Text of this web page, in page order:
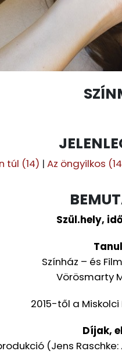
túl (14) | Az öngyilkos
Szül.hely,
Színház – és
Vörösmarty
2015-től a
Díjak,
(Jens Raschke: